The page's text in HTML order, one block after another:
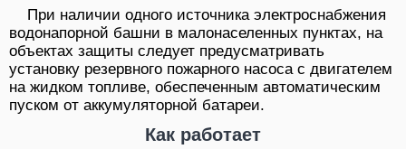
При наличии одного источника электроснабжения
водонапорной башни в малонаселенных пунктах, на
объектах защиты следует предусматривать
установку резервного пожарного насоса с двигателем
на жидком топливе, обеспеченным автоматическим
пуском от аккумуляторной батареи.
Как работает